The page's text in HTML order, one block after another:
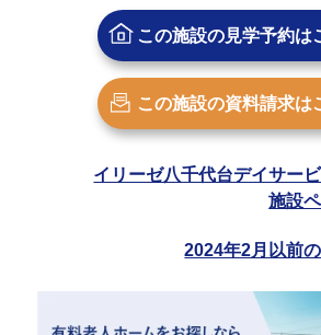
この施設の見学予約は
この施設の資料請求は
イリーゼ八千代台デイサー
施設
2024年2月以前